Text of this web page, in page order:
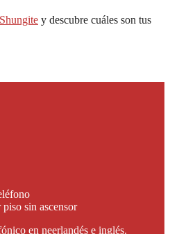
Shungite y descubre cuáles son tus
sin ascensor
en neerlandés e inglés.